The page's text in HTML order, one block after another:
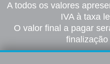
A todos os valores
IVA à taxa
O valor final a pagar